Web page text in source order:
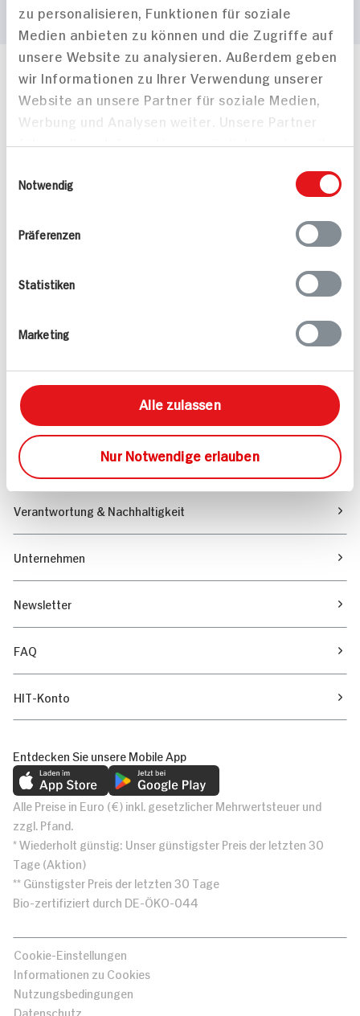
zu personalisieren, Funktionen für soziale
Medien anbieten zu können und die Zugriffe auf
unsere Website zu analysieren. Außerdem geben
wir Informationen zu Ihrer Verwendung unserer
Website an unsere Partner für soziale Medien,
Werbung und Analysen weiter. Unsere Partner
führen diese Informationen möglicherweise mit
bereitgestellt haben oder die sie im Rahmen
Notwendig
Präferenzen
Statistiken
Marketing
Alle zulassen
Nur Notwendige erlauben
Häufig gestellte Fragen
Mehr Informationen in unserem FAQ
kontakt
hit.de
Montag - Donnerstag: 9 bis 16 Uhr
Freitags: 9 bis 13 Uhr
Angebote & Coupons
Sortiment
Marktfinder
Unser Magazin
Verantwortung & Nachhaltigkeit
Unternehmen
Newsletter
FAQ
HIT-Konto
Entdecken Sie unsere Mobile App
Alle Preise in Euro (€) inkl. gesetzlicher Mehrwertsteuer und
zzgl. Pfand.
* Wiederholt günstig: Unser günstigster Preis der letzten 30
Tage (Aktion)
** Günstigster Preis der letzten 30 Tage
Bio-zertifiziert durch DE-ÖKO-044
Cookie-Einstellungen
Informationen zu Cookies
Nutzungsbedingungen
Datenschutz